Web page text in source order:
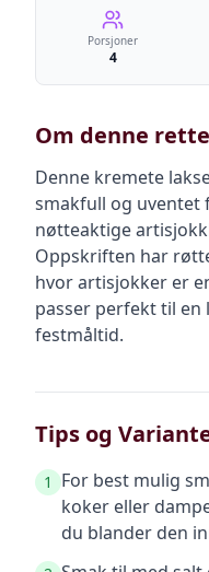
Porsjoner
4
Om denne
Denne kremete
smakfull og uventet
nøtteaktige
Oppskriften har
hvor artisjokker er
passer perfekt til
festmåltid.
Tips og
1
For best mulig
koker eller
du blander den